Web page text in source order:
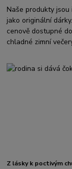
Naše produkty
jako originální
cenově dostupné
chladné zimní
Z lásky k poctivým